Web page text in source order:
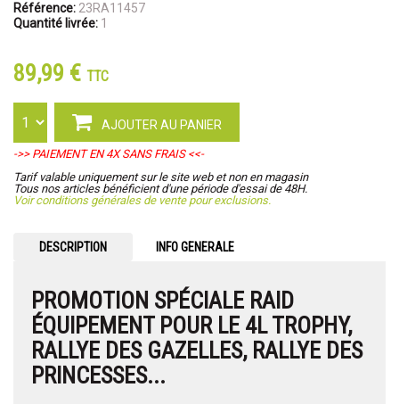
Référence: 23RA11457
Quantité livrée: 1
89,99 € TTC
AJOUTER AU PANIER
->> PAIEMENT EN 4X SANS FRAIS <<-
Tarif valable uniquement sur le site web et non en magasin
Tous nos articles bénéficient d'une période d'essai de 48H.
Voir conditions générales de vente pour exclusions.
DESCRIPTION INFO GENERALE
PROMOTION SPÉCIALE RAID
ÉQUIPEMENT POUR LE 4L TROPHY,
RALLYE DES GAZELLES, RALLYE DES
PRINCESSES...